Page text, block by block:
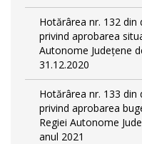
Hotărârea nr. 132 din
privind aprobarea
Autonome Județene
31.12.2020
Hotărârea nr. 133 din
privind aprobarea
Regiei Autonome
anul 2021